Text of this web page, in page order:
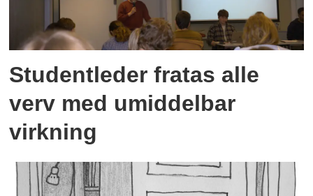
Studentleder fratas alle
verv med umiddelbar
virkning